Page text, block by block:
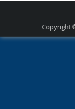
Copyright